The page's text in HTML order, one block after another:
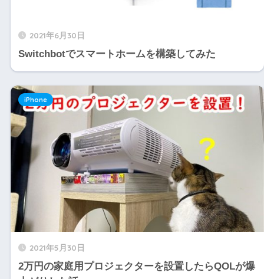
2021年6月30日
Switchbotでスマートホームを構築してみた
2021年5月30日
2万円の家庭用プロジェクターを設置したらQOLが爆
iPhone